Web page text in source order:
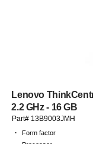
Lenovo
2.2 GHz - 16 GB
Part# 13B9003JMH
· Form factor